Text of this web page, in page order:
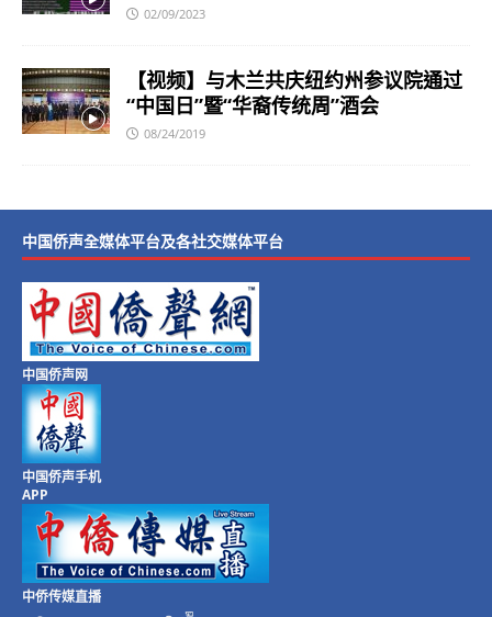
02/09/2023
【视频】与木兰共庆纽约州参议院通过
“中国日”暨“华裔传统周”酒会
08/24/2019
中国侨声全媒体平台及各社交媒体平台
中国侨声网
中国侨声手机
APP
中侨传媒直播